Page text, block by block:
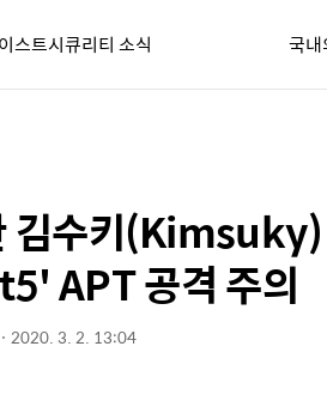
이스트시큐리티 소식 국내
김수키
APT 공격 주의
2020. 3. 2. 13:04